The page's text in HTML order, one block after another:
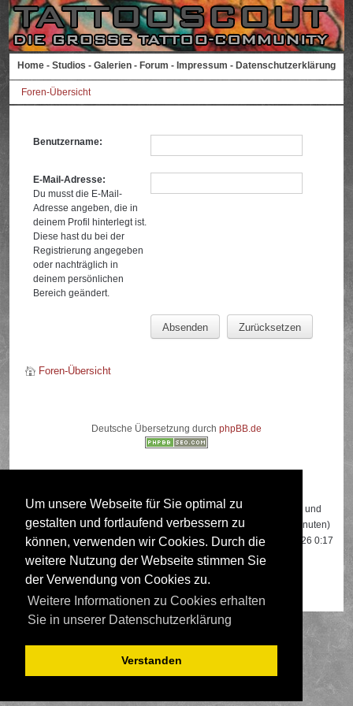
Um unsere Webseite für Sie optimal zu
gestalten und fortlaufend verbessern zu
können, verwenden wir Cookies. Durch die
weitere Nutzung der Webseite stimmen Sie
der Verwendung von Cookies zu.
Weitere Informationen zu Cookies erhalten
Sie in unserer Datenschutzerklärung
Verstanden
Home - Studios - Galerien - Forum - Impressum - Datenschutzerklärung
Foren-Übersicht
Benutzername:
E-Mail-Adresse:
Du musst die E-Mail-
Adresse angeben, die in
deinem Profil hinterlegt ist.
Diese hast du bei der
Registrierung angegeben
oder nachträglich in
deinem persönlichen
Bereich geändert.
Foren-Übersicht
Deutsche Übersetzung durch phpBB.de
Insgesamt sind542Besucher online: 2 registrierte, 0 unsichtbare und
540 Gäste (basierend auf den aktiven Besuchern der letzten 5 Minuten)
Der Besucherrekord liegt bei22108Besuchern, die am 13.04.2026 0:17
gleichzeitig online waren.
Google [Bot]